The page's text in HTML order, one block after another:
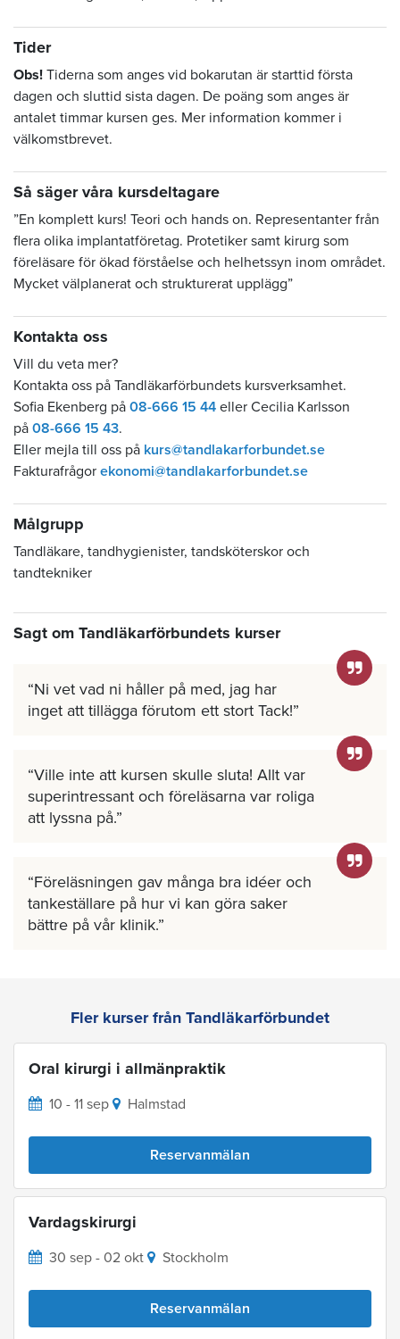
Tider
Obs! Tiderna som anges vid bokarutan är starttid första
dagen och sluttid sista dagen. De poäng som anges är
antalet timmar kursen ges. Mer information kommer i
välkomstbrevet.
Så säger våra kursdeltagare
”En komplett kurs! Teori och hands on. Representanter från
flera olika implantatföretag. Protetiker samt kirurg som
föreläsare för ökad förståelse och helhetssyn inom området.
Mycket välplanerat och strukturerat upplägg”
Kontakta oss
Vill du veta mer?
Kontakta oss på Tandläkarförbundets kursverksamhet.
Sofia Ekenberg på 08-666 15 44 eller Cecilia Karlsson
på 08-666 15 43.
Eller mejla till oss på kurs@tandlakarforbundet.se
Fakturafrågor ekonomi@tandlakarforbundet.se
Målgrupp
Tandläkare, tandhygienister, tandsköterskor och
tandtekniker
Sagt om Tandläkarförbundets kurser
Ni vet vad ni håller på med, jag har
inget att tillägga förutom ett stort Tack!
Ville inte att kursen skulle sluta! Allt var
superintressant och föreläsarna var roliga
att lyssna på.
Föreläsningen gav många bra idéer och
tankeställare på hur vi kan göra saker
bättre på vår klinik.
Fler kurser från Tandläkarförbundet
Oral kirurgi i allmänpraktik
10 - 11 sep Halmstad
Reservanmälan
Vardagskirurgi
30 sep - 02 okt Stockholm
Reservanmälan